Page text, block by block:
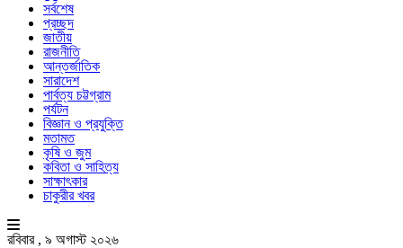
সর্বশেষ
প্রচ্ছদ
জাতীয়
রাজনীতি
আন্তর্জাতিক
সারাদেশ
পার্বত্য চট্টগ্রাম
পর্যটন
বিজ্ঞান ও প্রযুক্তি
মতামত
কৃষি ও জুম
কবিতা ও সাহিত্য
সাক্ষাৎকার
চাকুরীর খবর
রবিবার , ৯ অগাস্ট ২০২৬